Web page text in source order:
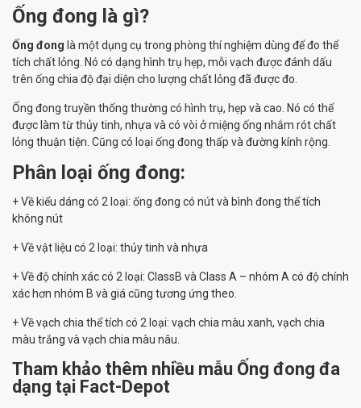
Ống đong là gì?
Ống đong là một dụng cụ trong phòng thí nghiệm dùng để đo thể
tích chất lỏng. Nó có dạng hình trụ hẹp, mỗi vạch được đánh dấu
trên ống chia độ đại diện cho lượng chất lỏng đã được đo.
Ống đong truyền thống thường có hình trụ, hẹp và cao. Nó có thể
được làm từ thủy tinh, nhựa và có vòi ở miệng ống nhắm rót chất
lỏng thuận tiện. Cũng có loại ống đong thấp và đường kính rộng.
Phân loại ống đong:
+ Về kiểu dáng có 2 loại: ống đong có nút và bình đong thể tích
không nút
+ Về vật liệu có 2 loại: thủy tinh và nhựa
+ Về độ chính xác có 2 loại: ClassB và Class A – nhóm A có độ chính
xác hơn nhóm B và giá cũng tương ứng theo.
+ Về vạch chia thể tích có 2 loại: vạch chia màu xanh, vạch chia
màu trắng và vạch chia màu nâu.
Tham khảo thêm nhiều mẫu Ống đong đa
dạng tại Fact-Depot